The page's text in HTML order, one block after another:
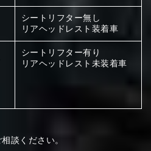
いる場所を選択
らご選択ください。
いる部分にカラ
い
ご選択ください。
いる場所を選択
シートリフター無し
リアヘッドレスト装着車
シートリフター有り
リアヘッドレスト未装着車
談ください。